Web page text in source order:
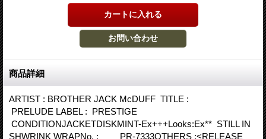
商品詳細
ARTIST : BROTHER JACK McDUFF TITLE :
PRELUDE LABEL : PRESTIGE
CONDITIONJACKETDISKMINT-Ex+++Looks:Ex** STILL IN
SHWRINK WRAPNo. : PR-7333OTHERS :<RELEASE